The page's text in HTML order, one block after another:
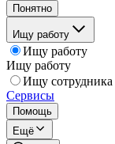
Понятно
Ищу работу
Ищу работу
Ищу работу
Ищу сотрудника
Сервисы
Помощь
Ещё